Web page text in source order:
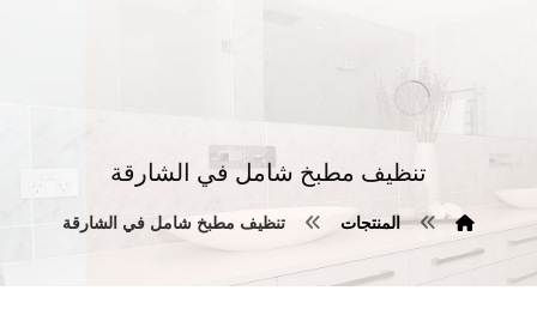
تنظيف مطبخ شامل في الشارقة
المنتجات تنظيف مطبخ شامل في الشارقة